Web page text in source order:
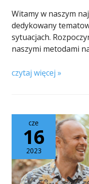
Witamy w naszym
dedykowany
sytuacjach.
naszymi metodami
czytaj więcej »
cze
16
2023